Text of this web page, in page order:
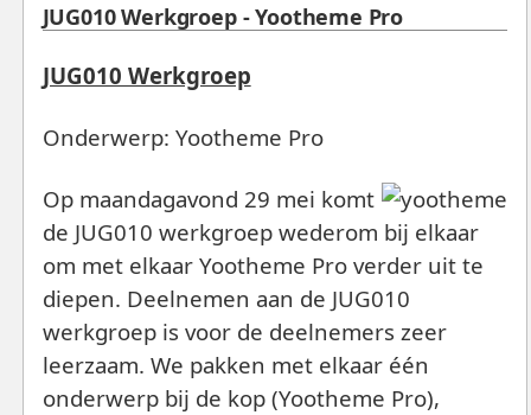
JUG010 Werkgroep - Yootheme Pro
JUG010 Werkgroep
Onderwerp: Yootheme Pro
Op maandagavond 29 mei komt
de JUG010 werkgroep wederom bij elkaar
om met elkaar Yootheme Pro verder uit te
diepen. Deelnemen aan de JUG010
werkgroep is voor de deelnemers zeer
leerzaam. We pakken met elkaar één
onderwerp bij de kop (Yootheme Pro),